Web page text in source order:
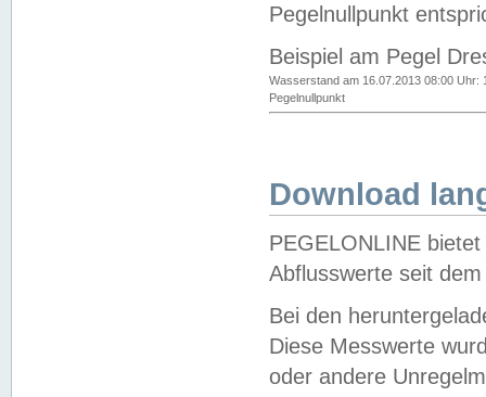
Pegelnullpunkt
Beispiel am Pegel
Wasserstand am 16.07.2013 08:00 Uhr:
Pegelnullpunkt
Download
PEGELONLINE
Abflusswerte seit
Bei den
Diese Messwerte
oder andere